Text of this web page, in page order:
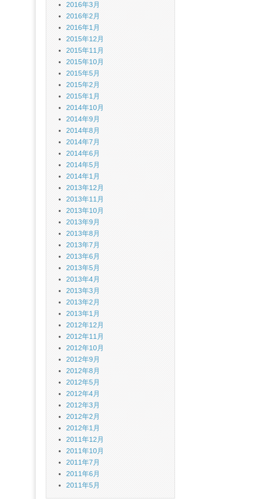
2016年3月
2016年2月
2016年1月
2015年12月
2015年11月
2015年10月
2015年5月
2015年2月
2015年1月
2014年10月
2014年9月
2014年8月
2014年7月
2014年6月
2014年5月
2014年1月
2013年12月
2013年11月
2013年10月
2013年9月
2013年8月
2013年7月
2013年6月
2013年5月
2013年4月
2013年3月
2013年2月
2013年1月
2012年12月
2012年11月
2012年10月
2012年9月
2012年8月
2012年5月
2012年4月
2012年3月
2012年2月
2012年1月
2011年12月
2011年10月
2011年7月
2011年6月
2011年5月